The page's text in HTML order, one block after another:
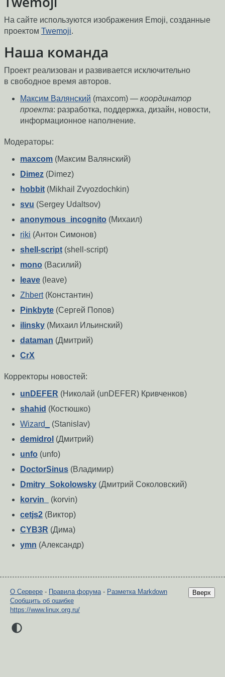
На сайте используются изображения Emoji, созданные
проектом Twemoji.
Наша команда
Проект реализован и развивается исключительно
в свободное время авторов.
Максим Валянский (maxcom) — координатор
проекта: разработка, поддержка, дизайн, новости,
информационное наполнение.
Модераторы:
maxcom (Максим Валянский)
Dimez (Dimez)
hobbit (Mikhail Zvyozdochkin)
svu (Sergey Udaltsov)
anonymous_incognito (Михаил)
riki (Антон Симонов)
shell-script (shell-script)
mono (Василий)
leave (leave)
Zhbert(Константин)
Pinkbyte (Сергей Попов)
ilinsky (Михаил Ильинский)
dataman (Дмитрий)
CrX
Корректоры новостей:
unDEFER (Николай (unDEFER) Кривченков)
shahid (Костюшко)
Wizard_
(Stanislav)
demidrol (Дмитрий)
unfo (unfo)
DoctorSinus (Владимир)
Dmitry_Sokolowsky (Дмитрий Соколовский)
korvin_
(korvin)
cetjs2 (Виктор)
CYB3R (Дима)
ymn (Александр)
Вверх
О Сервере - Правила форума - Разметка Markdown
Сообщить об ошибке
https://www.linux.org.ru/